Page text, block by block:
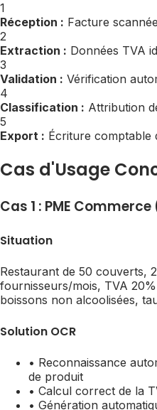
1
Réception : Facture
2
Extraction : Données TVA
3
Validation : Vérification
4
Classification : Attribution
5
Export : Écriture comptable
Cas d'Usage
Cas 1 : PME
Situation
Restaurant de 50 couverts,
fournisseurs/mois, TVA
boissons non alcoolisées,
Solution OCR
• Reconnaissance
de produit
• Calcul correct de la
• Génération